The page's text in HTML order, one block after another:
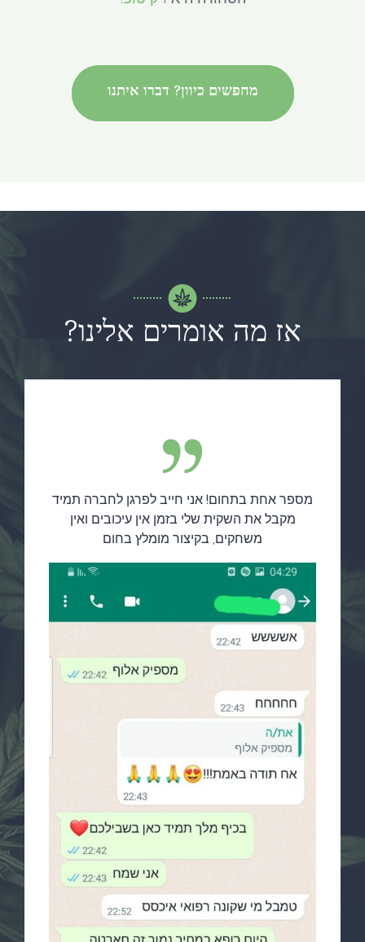
מחפשים כיוון? דברו איתנו
אז מה אומרים אלינו?
מספר אחת בתחום! אני חייב לפרגן לחברה תמיד
מקבל את השקית שלי בזמן אין עיכובים ואין
משחקים, בקיצור מומלץ בחום